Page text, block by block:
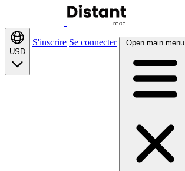
USD
S'inscrire Se connecter Open main menu